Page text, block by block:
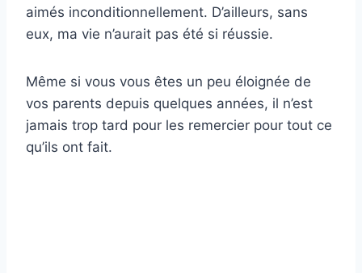
aimés inconditionnellement. D’ailleurs, sans
eux, ma vie n’aurait pas été si réussie.
Même si vous vous êtes un peu éloignée de
vos parents depuis quelques années, il n’est
jamais trop tard pour les remercier pour tout ce
qu’ils ont fait.